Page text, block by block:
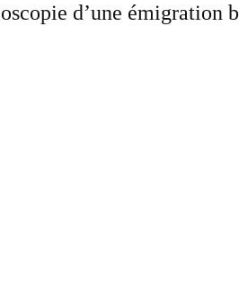
d’une émigration